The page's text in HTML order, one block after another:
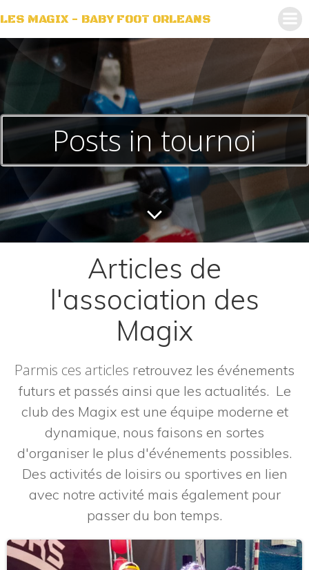
au
contenu
LES MAGIX - BABY FOOT ORLEANS
Posts in tournoi
Articles de
l'association des
Magix
Parmis ces articles retrouvez les événements
futurs et passés ainsi que les actualités. Le
club des Magix est une équipe moderne et
dynamique, nous faisons en sortes
d'organiser le plus d'événements possibles.
Des activités de loisirs ou sportives en lien
avec notre activité mais également pour
passer du bon temps.